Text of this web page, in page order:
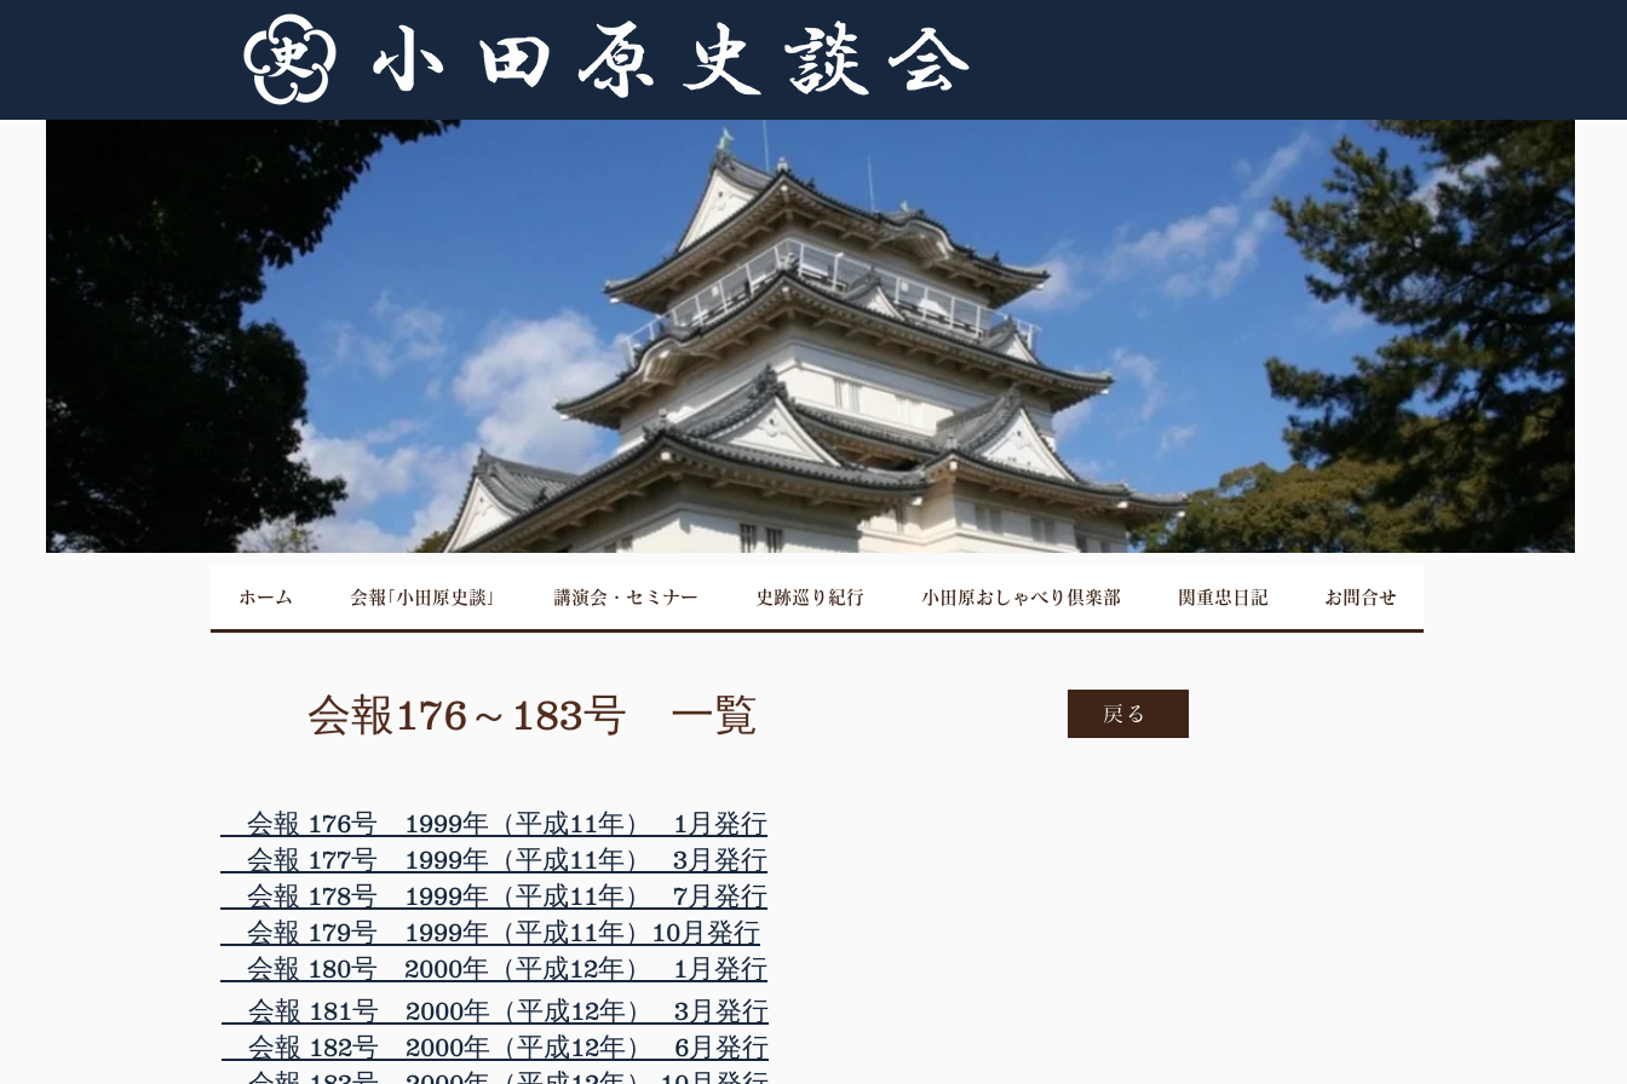
会報176～183号 一覧 戻る
会報 176号 1999年（平成11年） 1月発行
会報 177号 1999年（平成11年） 3月発行
会報 178号 1999年（平成11年） 7月発行
会報 179号 1999年（平成11年）10月発行
会報 180号 2000年（平成12年） 1月発行
会報 181号 2000年（平成12年） 3月発行
会報 182号 2000年（平成12年） 6月発行
ホーム 会報｢小田原史談｣ 講演会・セミナー 史跡巡り紀行 小田原おしゃべり倶楽部 関重忠日記 お問合せ